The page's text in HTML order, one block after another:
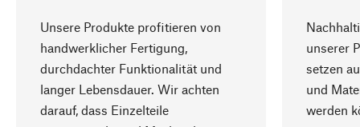
Unsere Produkte profitieren von
handwerklicher Fertigung,
durchdachter Funktionalität und
langer Lebensdauer. Wir achten
darauf, dass Einzelteile
unserer
setzen
und
werden